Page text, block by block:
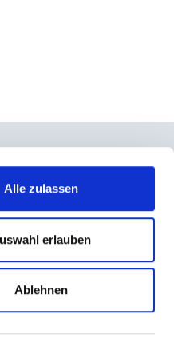
Alle zulassen
erlauben
Ablehnen